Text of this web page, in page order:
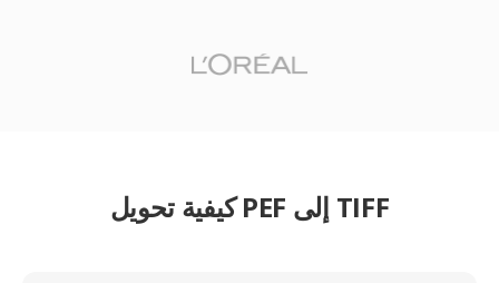
كيفية تحويل PEF إلى TIFF